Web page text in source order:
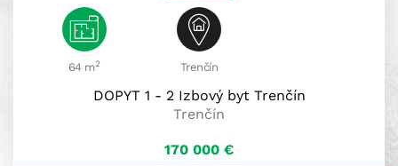
64 m2 Trenčín
DOPYT 1 - 2 Izbový byt Trenčín
Trenčín
170 000 €